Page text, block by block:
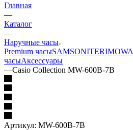
Главная
—
Каталог
—
Наручные часы
Premium часыSAMSONITERIMOWA
часыАксессуары
—Casio Collection MW-600B-7B
Артикул: MW-600B-7B